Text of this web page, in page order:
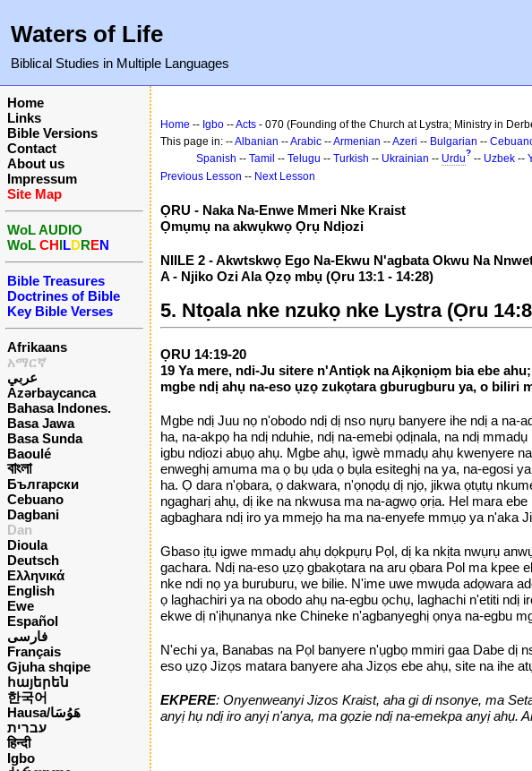
Waters of Life
Biblical Studies in Multiple Languages
Home
Links
Bible Versions
Contact
About us
Impressum
Site Map
WoL AUDIO
WoL CHILDREN
Bible Treasures
Doctrines of Bible
Key Bible Verses
Afrikaans
አማርኛ
عربي
Azərbaycanca
Bahasa Indones.
Basa Jawa
Basa Sunda
Baoulé
বাংলা
Български
Cebuano
Dagbani
Dan
Dioula
Deutsch
Ελληνικά
English
Ewe
Español
فارسی
Français
Gjuha shqipe
հայերեն
한국어
Hausa/هَوُسَا
עברית
हिन्दी
Igbo
Home -- Igbo --Acts - 070 (Founding of the Church at Lystra; Ministry in
This page in: --Albanian --Arabic --Armenian --Azeri -- Bulgarian --
Spanish -- Tamil -- Telugu -- Turkish -- Ukrainian -- Urdu? -- Uzbek --
Previous Lesson -- Next Lesson
ỌRU - Naka Na-Enwe Mmeri Nke Kraist
Ọmụmụ na akwụkwọ Ọrụ Ndịozi
NIILE 2 - Akwtskwọ Ego Na-Ekwu N'agbata Okwu Na
A - Njiko Ozi Ala Ọzọ mbụ (Ọru 13:1 - 14:28)
5. Ntọala nke nzukọ nke Lystra (Ọru
ỌRU 14:19-20
19 Ya mere, ndi-Ju sitere n'Antiọk na Aịkọniọm bia ebe
mgbe ndị ahụ na-eso ụzọ zukọtara gburugburu ya, o biliri
Mgbe ndị Juu nọ n'obodo ndị dị nso nụrụ banyere ihe ndị a
ha, na-akpọ ha ndị nduhie, ndị na-emebi ọdịnala, na ndị
igbu ndịozi abụọ ahụ. Mgbe ahụ, ìgwè mmadụ ahụ kwenyere
enweghị amuma ma ọ bụ ụda ọ bụla esiteghị na ya, na-egosi
ha. Ọ dara n'ọbara, ọ dakwara, n'ọnọdụ dị njọ, jikwa ọtụtụ
ngagharị ahụ, dị ike na nkwusa ma na-agwọ ọrịa. Hel mara
agbaghara ndị iro ya mmejọ ha ma na-enyefe mmụọ ya n'aka
Gbaso ịtụ igwe mmadụ ahụ dọkpụrụ Pọl, dị ka nkịta nwụrụ
gachara. Ndị na-eso ụzọ gbakọtara na aru ọbara Pol ma kpee
nke ndi nọ ya buruburu, we bilie. N'ime uwe mwụda adọwara
ọ laghachiri ya na obodo ahụ na-egbu ọchụ, laghachi n'etiti
ekwe dị n'ịhụnanya nke Chineke n'agbanyeghị ọnya na-egbu
N'echi ya, Banabas na Pọl banyere n'ụgbọ mmiri gaa Dabe dị
eso ụzọ Jizọs matara banyere aha Jizọs ebe ahụ, site na ihe
EKPERE: Onyenweanyi Jizos Kraist, aha gi di nsonye, ma
anyị hụ ndị iro anyị n'anya, ma gọzie ndị na-emekpa anyị ahụ.